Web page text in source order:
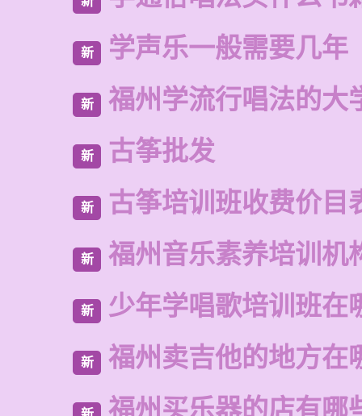
新 学声乐一般需要几年
新 福州学流行唱法的大
新 古筝批发
新 古筝培训班收费价目
新 福州音乐素养培训机
新 少年学唱歌培训班在
新 福州卖吉他的地方在
福州买乐器的店有哪